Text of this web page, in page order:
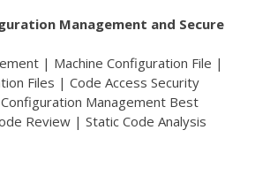
Management and Secure
| Machine Configuration File |
Files | Code Access Security
Management Best
Review | Static Code Analysis